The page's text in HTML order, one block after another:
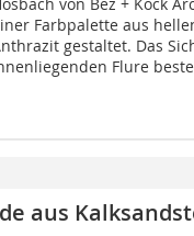
von Bez + Kock
Farbpalette aus
gestaltet. Das
Flure
aus